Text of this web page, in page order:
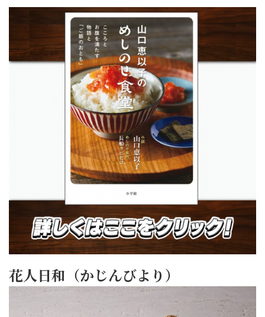
花人日和（かじんびより）